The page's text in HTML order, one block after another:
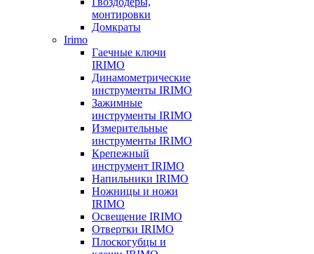
монтировки
Домкраты
Irimo
Гаечные ключи
IRIMO
Динамометрические
инструменты IRIMO
Зажимные
инструменты IRIMO
Измерительные
инструменты IRIMO
Крепежный
инструмент IRIMO
Напильники IRIMO
Ножницы и ножи
IRIMO
Освещение IRIMO
Отвертки IRIMO
Плоскогубцы и